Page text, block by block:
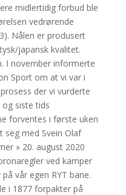
midlertidig forbud ble
vedrørende
Nålen er produsert
japansk kvalitet.
I november informerte
Sport om at vi var i
der vi vurderte
siste tids
forventes i første uken
seg med Svein Olaf
» 20. august 2020
ved kamper
vår egen RYT bane.
i 1877 forpakter på